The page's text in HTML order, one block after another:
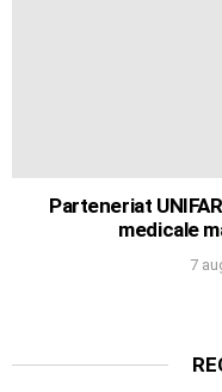
Parteneriat
medicale
7